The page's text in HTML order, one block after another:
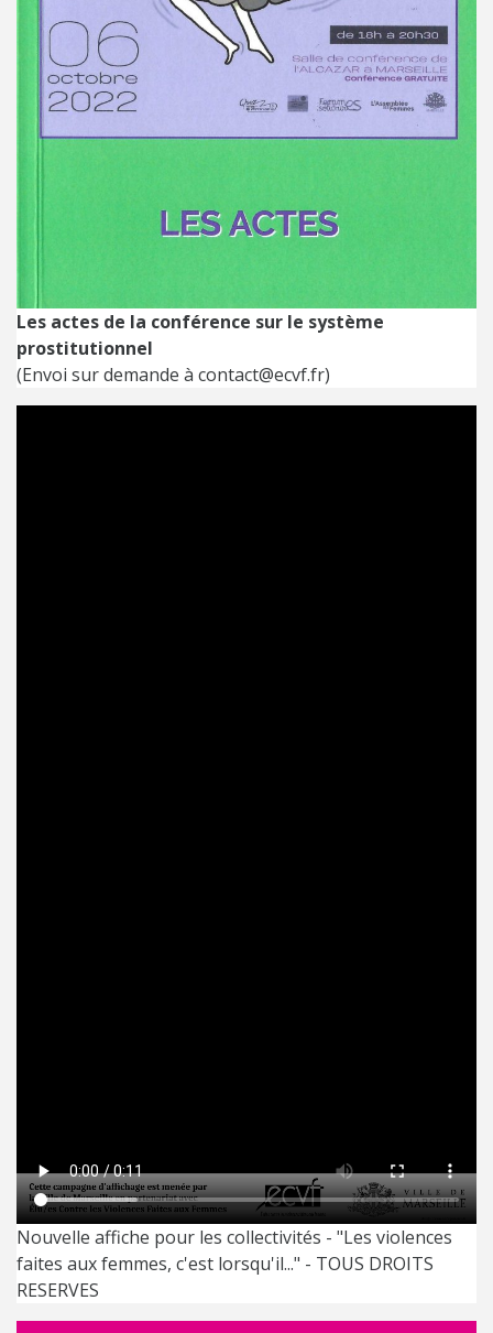
Les actes de la conférence sur le système
prostitutionnel
(Envoi sur demande à contact@ecvf.fr)
Nouvelle affiche pour les collectivités - "Les violences
faites aux femmes, c'est lorsqu'il..." - TOUS DROITS
RESERVES